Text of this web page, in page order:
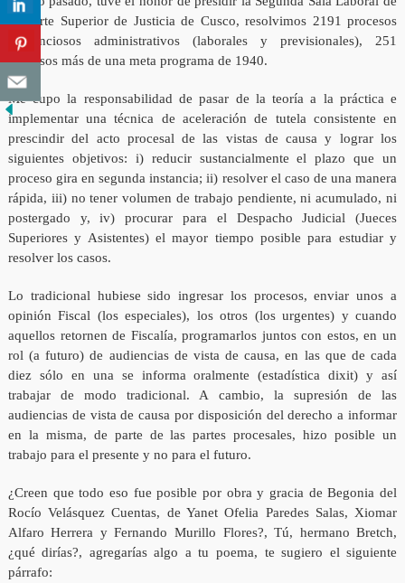
la Corte Superior de Justicia de Cusco, resolvimos 2191 procesos
contenciosos administrativos (laborales y previsionales), 251
procesos más de una meta programa de 1940.
Me cupo la responsabilidad de pasar de la teoría a la práctica e
implementar una técnica de aceleración de tutela consistente en
prescindir del acto procesal de las vistas de causa y lograr los
siguientes objetivos: i) reducir sustancialmente el plazo que un
proceso gira en segunda instancia; ii) resolver el caso de una manera
rápida, iii) no tener volumen de trabajo pendiente, ni acumulado, ni
postergado y, iv) procurar para el Despacho Judicial (Jueces
Superiores y Asistentes) el mayor tiempo posible para estudiar y
resolver los casos.
Lo tradicional hubiese sido ingresar los procesos, enviar unos a
opinión Fiscal (los especiales), los otros (los urgentes) y cuando
aquellos retornen de Fiscalía, programarlos juntos con estos, en un
rol (a futuro) de audiencias de vista de causa, en las que de cada
diez sólo en una se informa oralmente (estadística dixit) y así
trabajar de modo tradicional. A cambio, la supresión de las
audiencias de vista de causa por disposición del derecho a informar
en la misma, de parte de las partes procesales, hizo posible un
trabajo para el presente y no para el futuro.
¿Creen que todo eso fue posible por obra y gracia de Begonia del
Rocío Velásquez Cuentas, de Yanet Ofelia Paredes Salas, Xiomar
Alfaro Herrera y Fernando Murillo Flores?, Tú, hermano Bretch,
¿qué dirías?, agregarías algo a tu poema, te sugiero el siguiente
párrafo: